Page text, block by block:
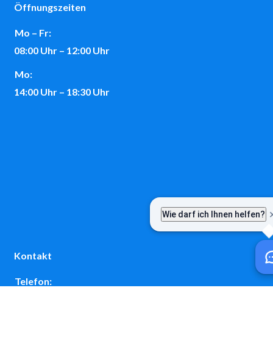
Kontakt
Telefon:
Öffnungszeiten
Mo – Fr:
08:00 Uhr – 12:00 Uhr
Mo:
14:00 Uhr – 18:30 Uhr